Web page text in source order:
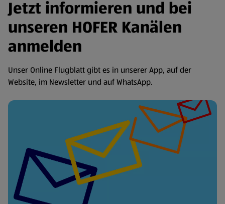
Jetzt informieren und bei
unseren HOFER Kanälen
anmelden
Unser Online Flugblatt gibt es in unserer App, auf der
Website, im Newsletter und auf WhatsApp.